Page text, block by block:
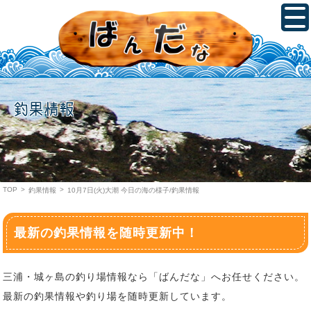
釣果情報
TOP > 釣果情報 > 10月7日(火)大潮 今日の海の様子/釣果情報
最新の釣果情報を随時更新中！
三浦・城ヶ島の釣り場情報なら「ばんだな」へお任せください。
最新の釣果情報や釣り場を随時更新しています。